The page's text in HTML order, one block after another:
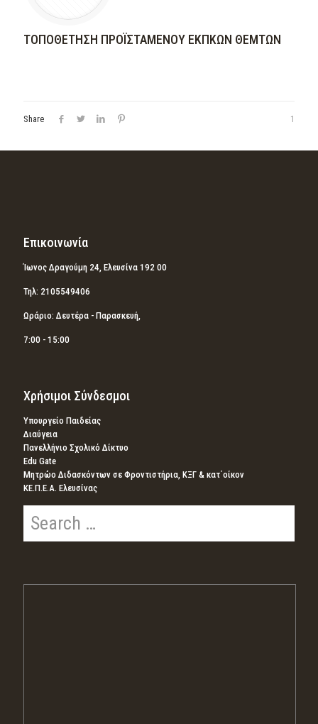
ΤΟΠΟΘΕΤΗΣΗ ΠΡΟΪΣΤΑΜΕΝΟΥ ΕΚΠΚΩΝ ΘΕΜΤΩΝ
Share 1
Επικοινωνία
Ίωνος Δραγούμη 24, Ελευσίνα 192 00
Τηλ: 2105549406
Ωράριο: Δευτέρα - Παρασκευή,
7:00 - 15:00
Χρήσιμοι Σύνδεσμοι
Υπουργείο Παιδείας
Διαύγεια
Πανελλήνιο Σχολικό Δίκτυο
Edu Gate
Μητρώο Διδασκόντων σε Φροντιστήρια, ΚΞΓ & κατ΄οίκον
ΚΕ.Π.Ε.Α. Ελευσίνας